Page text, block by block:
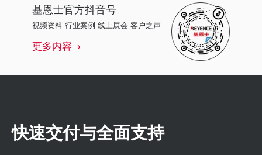
基恩士官方抖音号
视频资料 行业案例 线上展会 客户之声
更多内容
快速交付与全面支持